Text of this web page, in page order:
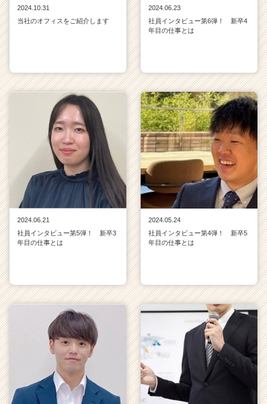
2024.10.31
当社のオフィスをご紹介します
2024.06.23
社員インタビュー第6弾！ 新卒4
年目の仕事とは
2024.06.21
社員インタビュー第5弾！ 新卒3
年目の仕事とは
2024.05.24
社員インタビュー第4弾！ 新卒5
年目の仕事とは